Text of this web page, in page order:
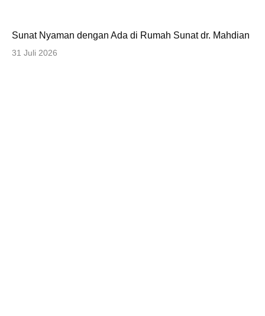
Sunat Nyaman dengan Ada di Rumah Sunat dr. Mahdian
31 Juli 2026